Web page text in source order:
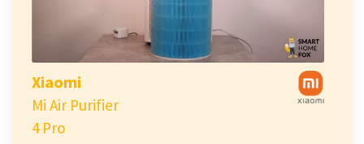
Xiaomi
Mi Air Purifier
4 Pro